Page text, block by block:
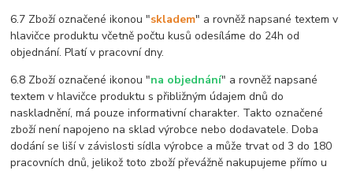
6.7 Zboží označené ikonou "skladem" a rovněž napsané textem v
hlavičce produktu včetně počtu kusů odesíláme do 24h od
objednání. Platí v pracovní dny.
6.8 Zboží označené ikonou "na objednání" a rovněž napsané
textem v hlavičce produktu s přibližným údajem dnů do
naskladnění, má pouze informativní charakter. Takto označené
zboží není napojeno na sklad výrobce nebo dodavatele. Doba
dodání se liší v závislosti sídla výrobce a může trvat od 3 do 180
pracovních dnů, jelikož toto zboží převážně nakupujeme přímo u